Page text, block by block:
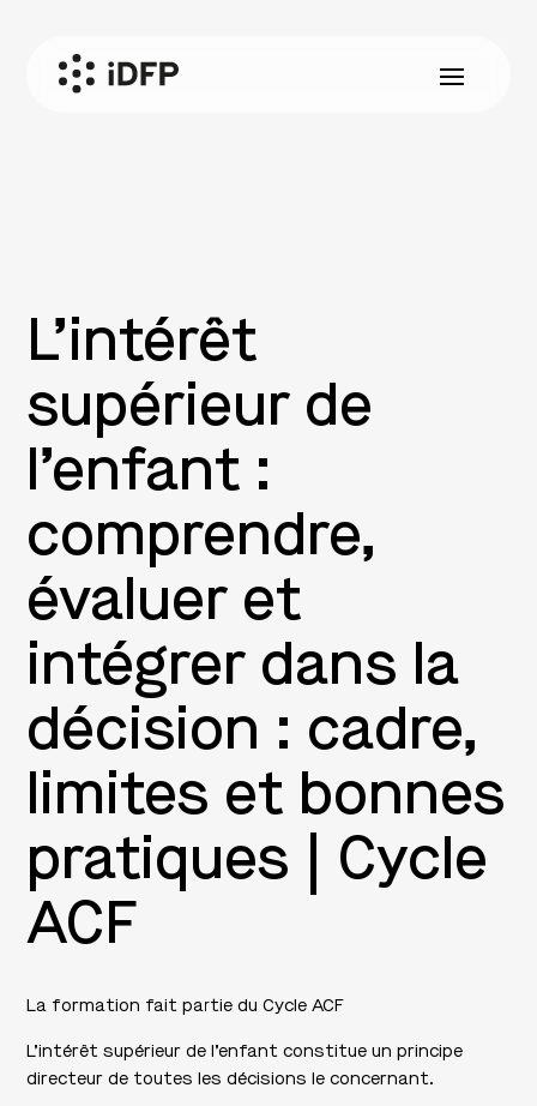
L’intérêt
supérieur de
l’enfant :
comprendre,
évaluer et
intégrer dans la
décision : cadre,
limites et bonnes
pratiques | Cycle
ACF
La formation fait partie duCycle ACF
L’intérêt supérieur de l’enfant constitue un principe
directeur de toutes les décisions le concernant.